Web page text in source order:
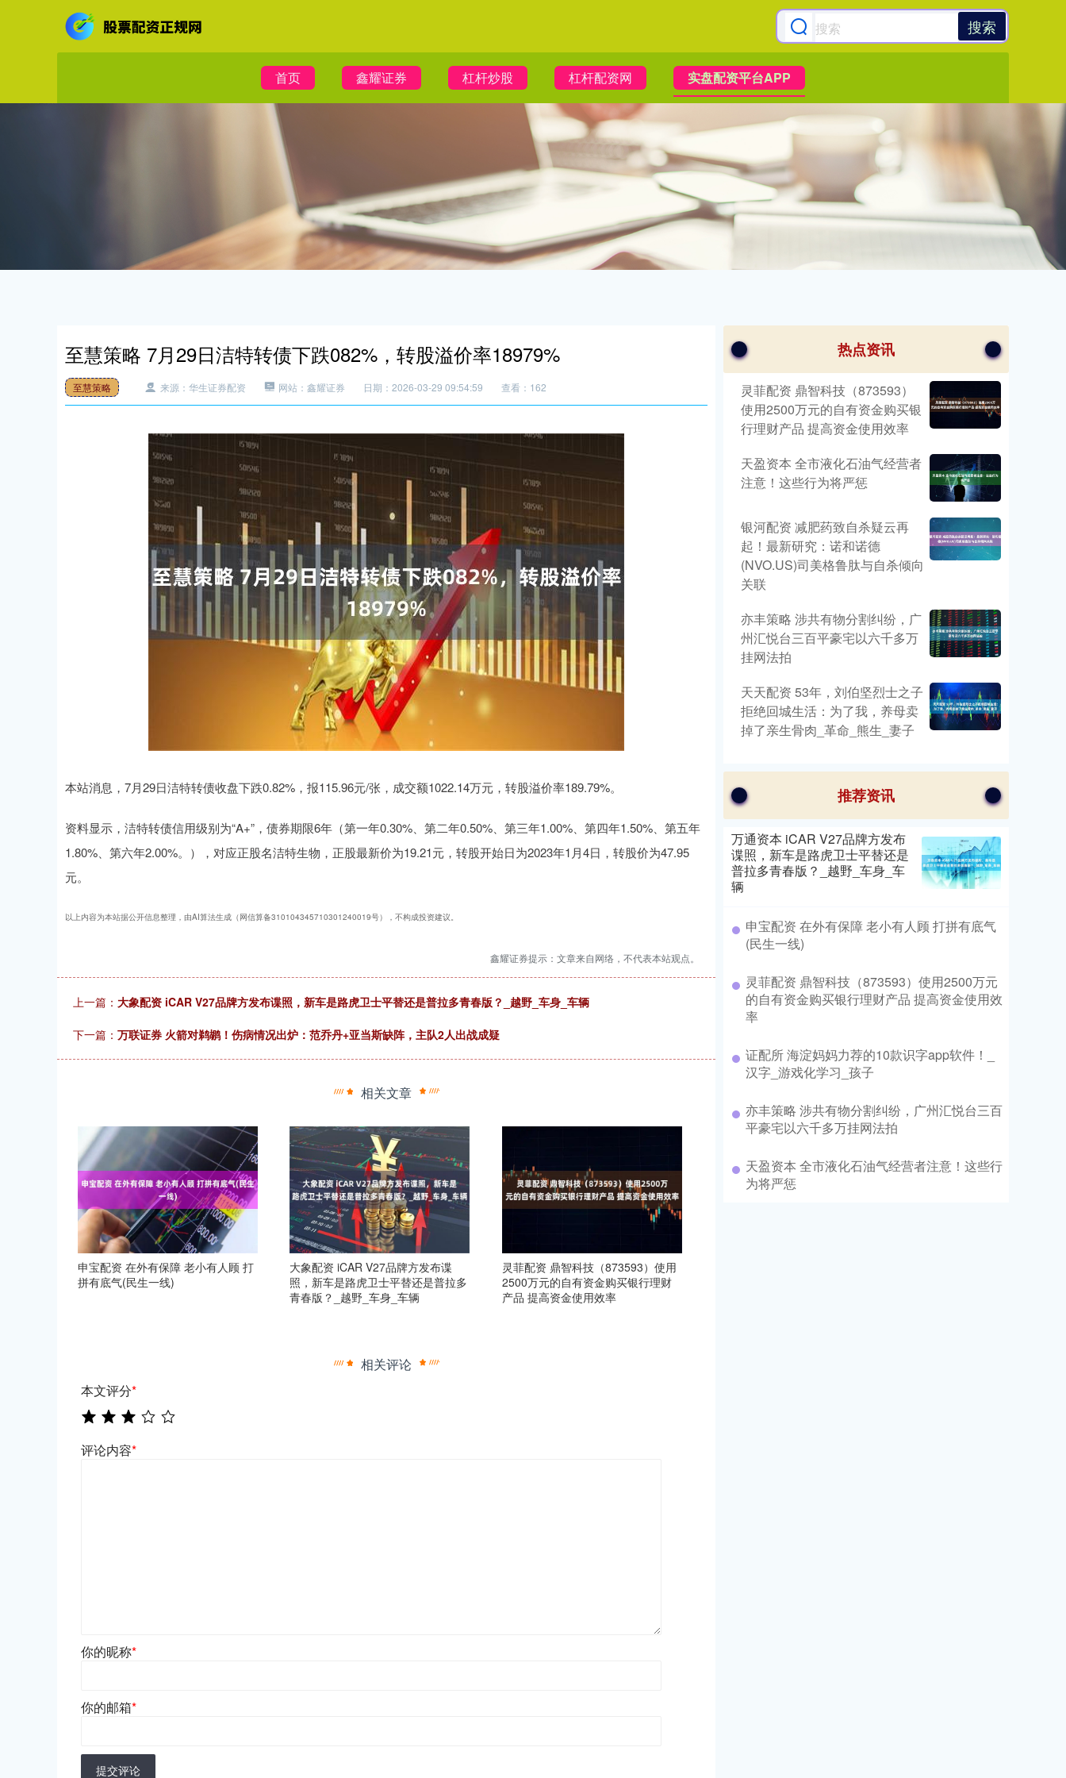
搜索
首页 鑫耀证券 杠杆炒股 杠杆配资网 实盘配资平台APP
至慧策略 7月29日洁特转债下跌082%，转股溢价率18979%
至慧策略 来源：华生证券配资 网站：鑫耀证券 日期：2026-03-29 09:54:59 查看：162
本站消息，7月29日洁特转债收盘下跌0.82%，报115.96元/张，成交额1022.14万元，转股溢价率189.79%。
资料显示，洁特转债信用级别为“A+”，债券期限6年（第一年0.30%、第二年0.50%、第三年1.00%、第四年1.50%、第五年
1.80%、第六年2.00%。），对应正股名洁特生物，正股最新价为19.21元，转股开始日为2023年1月4日，转股价为47.95
元。
以上内容为本站据公开信息整理，由AI算法生成（网信算备310104345710301240019号），不构成投资建议。
鑫耀证券提示：文章来自网络，不代表本站观点。
上一篇： 大象配资 iCAR V27品牌方发布谍照，新车是路虎卫士平替还是普拉多青春版？_越野_车身_车辆
下一篇： 万联证券 火箭对鹈鹕！伤病情况出炉：范乔丹+亚当斯缺阵，主队2人出战成疑
相关文章
申宝配资 在外有保障 老小有人顾 打
拼有底气(民生一线)
大象配资 iCAR V27品牌方发布谍
照，新车是路虎卫士平替还是普拉多
青春版？_越野_车身_车辆
灵菲配资 鼎智科技（873593）使用
2500万元的自有资金购买银行理财
产品 提高资金使用效率
相关评论
本文评分*
评论内容*
你的昵称*
你的邮箱*
提交评论
热点资讯
灵菲配资 鼎智科技（873593）
使用2500万元的自有资金购买银
行理财产品 提高资金使用效率
天盈资本 全市液化石油气经营者
注意！这些行为将严惩
银河配资 减肥药致自杀疑云再
起！最新研究：诺和诺德
(NVO.US)司美格鲁肽与自杀倾向
关联
亦丰策略 涉共有物分割纠纷，广
州汇悦台三百平豪宅以六千多万
挂网法拍
天天配资 53年，刘伯坚烈士之子
拒绝回城生活：为了我，养母卖
掉了亲生骨肉_革命_熊生_妻子
推荐资讯
万通资本 iCAR V27品牌方发布
谍照，新车是路虎卫士平替还是
普拉多青春版？_越野_车身_车
辆
申宝配资 在外有保障 老小有人顾 打拼有底气
(民生一线)
灵菲配资 鼎智科技（873593）使用2500万元
的自有资金购买银行理财产品 提高资金使用效
率
证配所 海淀妈妈力荐的10款识字app软件！_
汉字_游戏化学习_孩子
亦丰策略 涉共有物分割纠纷，广州汇悦台三百
平豪宅以六千多万挂网法拍
天盈资本 全市液化石油气经营者注意！这些行
为将严惩